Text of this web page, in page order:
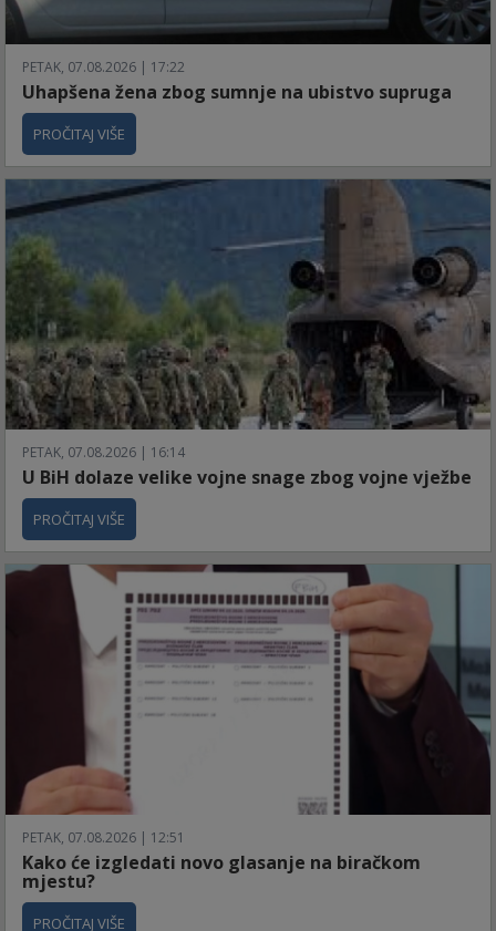
PETAK, 07.08.2026 | 17:22
Uhapšena žena zbog sumnje na ubistvo supruga
PROČITAJ VIŠE
PETAK, 07.08.2026 | 16:14
U BiH dolaze velike vojne snage zbog vojne vježbe
PROČITAJ VIŠE
PETAK, 07.08.2026 | 12:51
Kako će izgledati novo glasanje na biračkom
mjestu?
PROČITAJ VIŠE